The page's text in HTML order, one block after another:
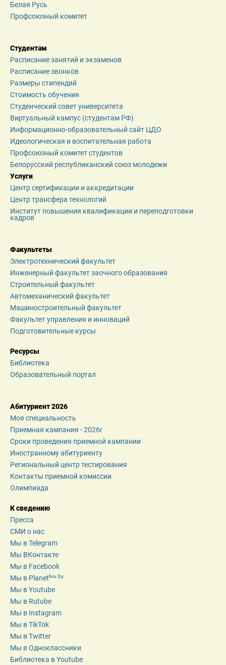
Белая Русь
Профсоюзный комитет
Студентам
Расписание занятий и экзаменов
Расписание звонков
Размеры стипендий
Стоимость обучения
Студенческий совет университета
Виртуальный кампус (студентам РФ)
Информационно-образовательный сайт ЦДО
Идеологическая и воспитательная работа
Профсоюзный комитет студентов
Белорусский республиканский союз молодежи
Услуги
Центр сертификации и аккредитации
Центр трансфера технологий
Институт повышения квалификации и переподготовки
кадров
Факультеты
Электротехнический факультет
Инженерный факультет заочного образования
Строительный факультет
Автомеханический факультет
Машиностроительный факультет
Факультет управления и инноваций
Подготовительные курсы
Ресурсы
Библиотека
Образовательный портал
Абитуриент 2026
Моя специальность
Приемная кампания - 2026r
Сроки проведения приемной кампании
Иностранному абитуриенту
Региональный центр тестирования
Контакты приемной комиссии
Олимпиада
К сведению
Пресса
СМИ о нас
Мы в Telegram
Мы ВКонтакте
Мы в Facebook
Мы в Planetbru.by
Мы в Youtube
Мы в Rutube
Мы в Instagram
Мы в TikTok
Мы в Twitter
Мы в Одноклассники
Библиотека в Youtube